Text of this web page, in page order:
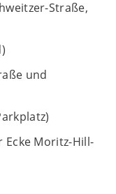
Straße,
und
Ecke Moritz-Hill-